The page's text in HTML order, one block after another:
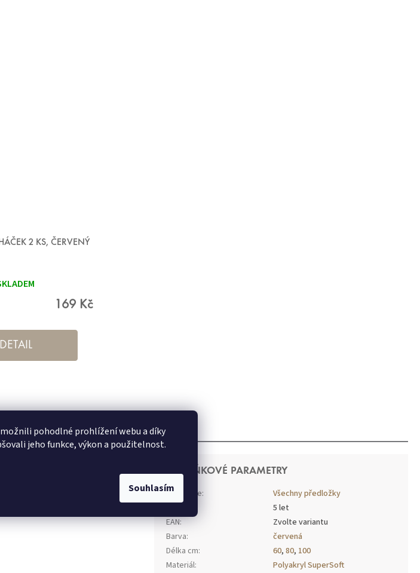
pohodlné prohlížení webu a díky
jeho funkce, výkon a použitelnost.
Souhlasím
2 KS, ČERVENÝ
169 Kč
DETAIL
DOPLŇKOVÉ PARAMETRY
Kategorie:
Všechny předložky
5 let
EAN:
Zvolte variantu
Barva:
červená
Délka cm: 60,80, 100
Materiál:
Polyakryl SuperSoft